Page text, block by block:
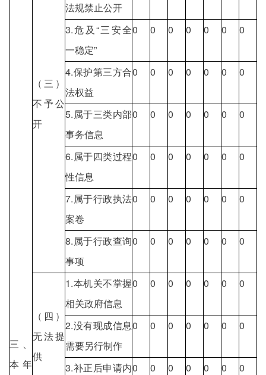
三、
本年
（三）
不予公
开
法规禁止公开
3.危及“三安全
一稳定”
0 0 0 0 0 0 0
4.保护第三方合
法权益
0 0 0 0 0 0 0
5.属于三类内部
事务信息
0 0 0 0 0 0 0
6.属于四类过程
性信息
0 0 0 0 0 0 0
7.属于行政执法
案卷
0 0 0 0 0 0 0
8.属于行政查询
事项
0 0 0 0 0 0 0
（四）
无法提
供
1.本机关不掌握
相关政府信息
0 0 0 0 0 0 0
2.没有现成信息
需要另行制作
0 0 0 0 0 0 0
3.补正后申请内0 0 0 0 0 0 0